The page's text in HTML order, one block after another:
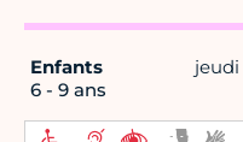
Enfants
6 - 9 ans
jeudi